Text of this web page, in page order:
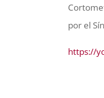
por el
https://